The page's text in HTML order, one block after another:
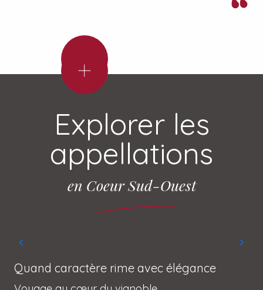
Cocktail
Armagnac
after
Ingrédients
Cocktail
d’Armagnac
douceur
Ingrédients
Explorer les
appellations
en Coeur Sud-Ouest
Quand caractère rime avec élégance